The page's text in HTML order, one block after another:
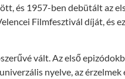
és 1957-ben debütált az
Filmfesztivál díját, és
vált. Az első
nyelve, az érzelmek